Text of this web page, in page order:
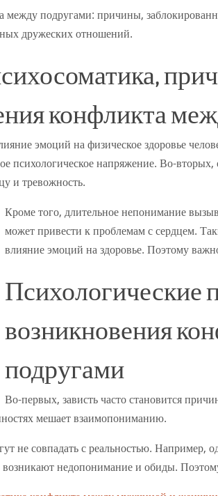
между подругами: причины,
дружеских отношений.
конфликта
эмоций на физическое здоровье
психологическое напряжение. Во-
и тревожность.
Кроме того, длительное непонимание
может привести к проблемам с сердцем.
влияние эмоций на здоровье. Поэтому
Психологические
возникновения
подругами
Во-первых, зависть часто становится
мешает взаимопониманию.
не совпадать с реальностью. Например,
недопонимание и обиды.